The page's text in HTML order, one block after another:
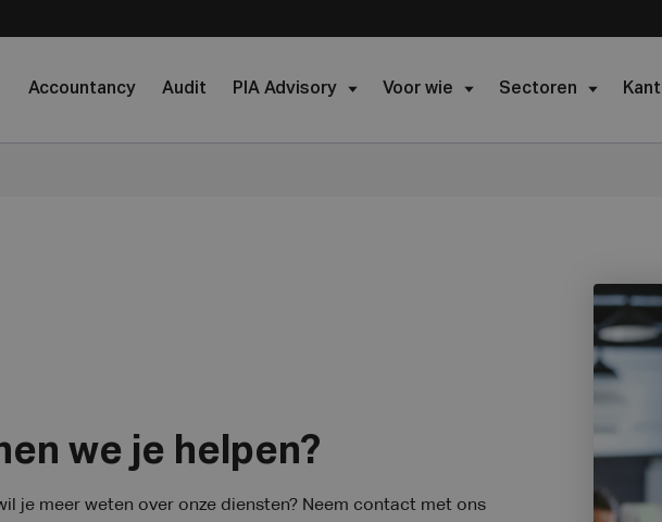
Accountancy Audit PIA Advisory Voor wie Sectoren
we je helpen?
je meer weten over onze diensten? Neem contact met ons